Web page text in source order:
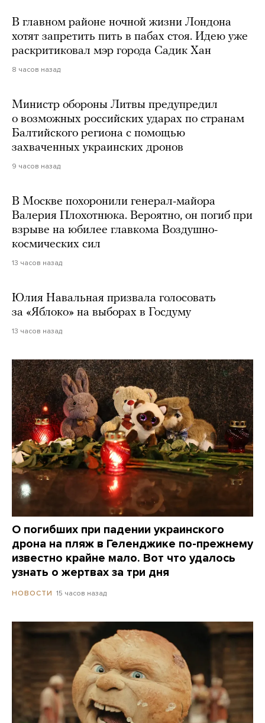
В главном районе ночной жизни Лондона
хотят запретить пить в пабах стоя. Идею уже
раскритиковал мэр города Садик Хан
8 часов назад
Министр обороны Литвы предупредил
о возможных российских ударах по странам
Балтийского региона с помощью
захваченных украинских дронов
9 часов назад
В Москве похоронили генерал-майора
Валерия Плохотнюка. Вероятно, он погиб при
взрыве на юбилее главкома Воздушно-
космических сил
13 часов назад
Юлия Навальная призвала голосовать
за «Яблоко» на выборах в Госдуму
13 часов назад
О погибших при падении украинского
дрона на пляж в Геленджике по-прежнему
известно крайне мало. Вот что удалось
узнать о жертвах за три дня
НОВОСТИ 15 часов назад